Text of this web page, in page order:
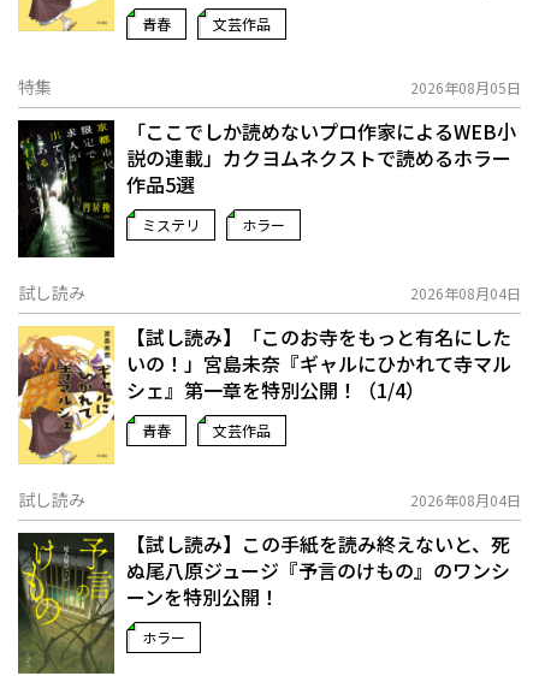
青春 文芸作品
特集 2026年08月05日
「ここでしか読めないプロ作家によるWEB小
説の連載」――カクヨムネクストで読めるホラー
作品5選
ミステリ ホラー
試し読み 2026年08月04日
【試し読み】「このお寺をもっと有名にした
いの！」宮島未奈『ギャルにひかれて寺マル
シェ』第一章を特別公開！（1/4）
青春 文芸作品
試し読み 2026年08月04日
【試し読み】この手紙を読み終えないと、死
ぬ――尾八原ジュージ『予言のけもの』のワンシ
ーンを特別公開！
ホラー